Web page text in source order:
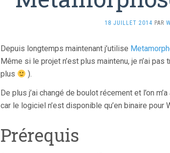
18 JUILLET 2014 PAR
Depuis longtemps maintenant j’utilise
Même si le projet n’est plus maintenu, je n’ai
plus
).
De plus j’ai changé de boulot récement et l’on
car le logiciel n’est disponible qu’en binaire
Prérequis